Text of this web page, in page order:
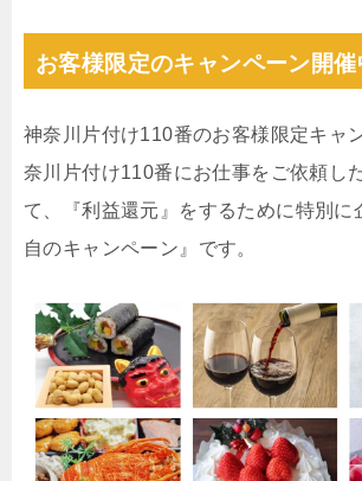
お客様限定のキャンペーン開催
神奈川片付け110番のお客様限定キャ
奈川片付け110番にお仕事をご依頼し
て、『利益還元』をするために特別に
自のキャンペーン』です。